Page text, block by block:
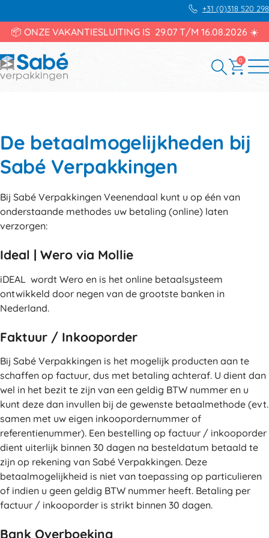
+31 (0)318 520 298
📦 ONZE VAKANTIESLUITING IS 29.07 T/M 16.08.2026 ☀️
0
De betaalmogelijkheden bij
Sabé Verpakkingen
Bij Sabé Verpakkingen Veenendaal kunt u op één van
onderstaande methodes uw betaling (online) laten
verzorgen:
Ideal | Wero via Mollie
iDEAL wordt Wero en is het online betaalsysteem
ontwikkeld door negen van de grootste banken in
Nederland.
Faktuur / Inkooporder
Bij Sabé Verpakkingen is het mogelijk producten aan te
schaffen op factuur, dus met betaling achteraf. U dient dan
wel in het bezit te zijn van een geldig BTW nummer en u
kunt deze dan invullen bij de gewenste betaalmethode (evt.
samen met uw eigen inkoopordernummer of
referentienummer). Een bestelling op factuur / inkooporder
dient uiterlijk binnen 30 dagen na besteldatum betaald te
zijn op rekening van Sabé Verpakkingen. Deze
betaalmogelijkheid is niet van toepassing op particulieren
of indien u geen geldig BTW nummer heeft. Betaling per
factuur / inkooporder is strikt binnen 30 dagen.
Bank Overboeking